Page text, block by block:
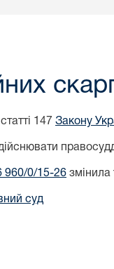
147 Закону
960/0/15-26 змінила
суд